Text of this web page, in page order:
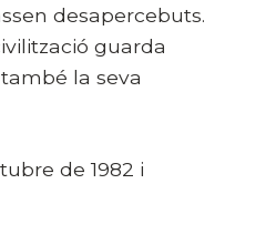
desapercebuts.
guarda
la seva
de 1982 i